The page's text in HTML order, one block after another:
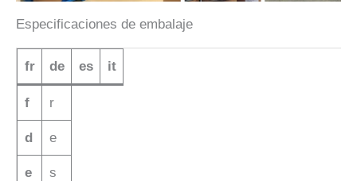
Especificaciones de embalaje
fr de es it
f r
d e
e s